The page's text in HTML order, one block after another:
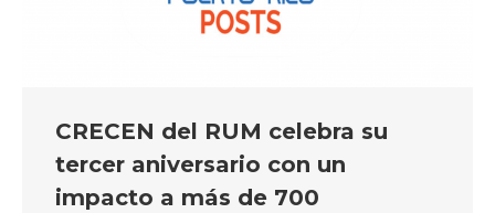
CRECEN del RUM celebra su
tercer aniversario con un
impacto a más de 700